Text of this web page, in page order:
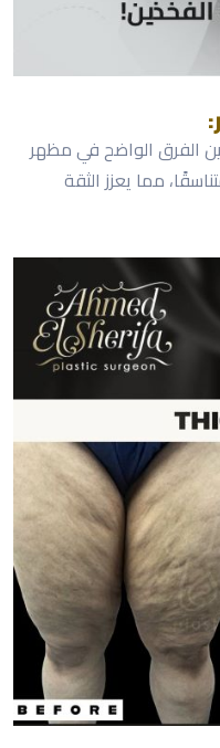
الفرق الواضح في مظهر
مما يعزز الثقة